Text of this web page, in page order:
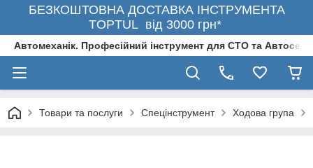
БЕЗКОШТОВНА ДОСТАВКА ІНСТРУМЕНТА
TOPTUL від 3000 грн*
Автомеханік. Професійний інструмент для СТО та
Товари та послуги Спецінструмент Ходова група